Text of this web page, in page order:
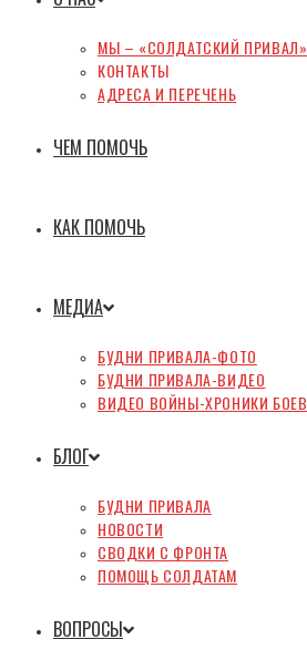
МЫ – «СОЛДАТСКИЙ ПРИВАЛ»
КОНТАКТЫ
АДРЕСА И ПЕРЕЧЕНЬ
ЧЕМ ПОМОЧЬ
КАК ПОМОЧЬ
МЕДИА
БУДНИ ПРИВАЛА-ФОТО
БУДНИ ПРИВАЛА-ВИДЕО
ВИДЕО ВОЙНЫ-ХРОНИКИ БОЕВ
БЛОГ
БУДНИ ПРИВАЛА
НОВОСТИ
СВОДКИ С ФРОНТА
ПОМОЩЬ СОЛДАТАМ
ВОПРОСЫ